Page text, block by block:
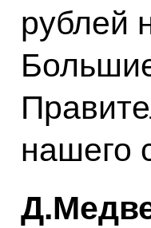
рублей
нашего